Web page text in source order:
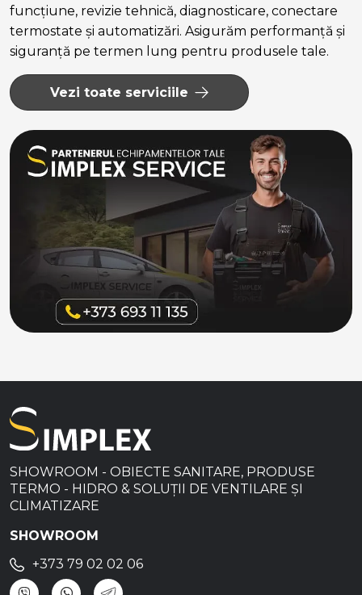
funcțiune, revizie tehnică, diagnosticare, conectare
termostate și automatizări. Asigurăm performanță și
siguranță pe termen lung pentru produsele tale.
Vezi toate serviciile
SHOWROOM - OBIECTE SANITARE, PRODUSE
TERMO - HIDRO & SOLUȚII DE VENTILARE ȘI
CLIMATIZARE
SHOWROOM
+373 79 02 02 06